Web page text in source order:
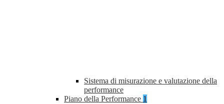
Sistema di misurazione e valutazione della
performance
Piano della Performance 1